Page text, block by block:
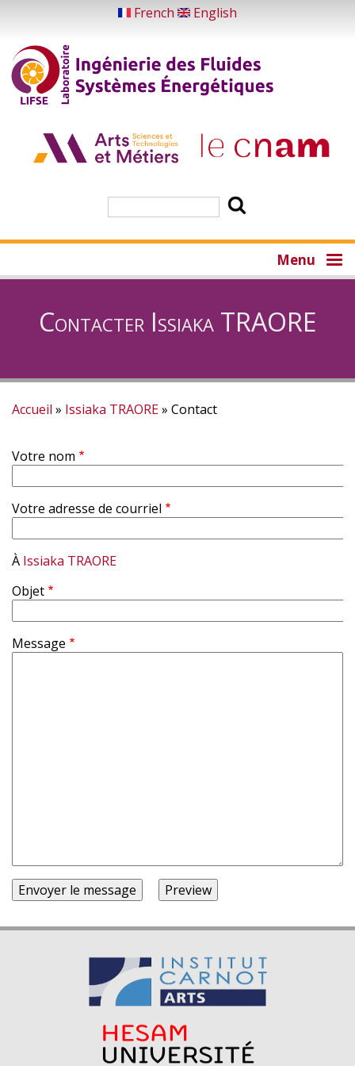
contenu
principal
French English
Menu
Contacter Issiaka TRAORE
d'Ariane
Accueil Issiaka TRAORE Contact
Votre nom
Votre adresse de courriel
À Issiaka TRAORE
Objet
Message